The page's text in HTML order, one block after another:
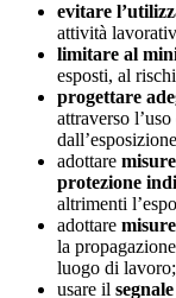
evitare
attività
limitare al
esposti, al
progettare
attraverso
adottare
protezione
altrimenti
adottare
la
luogo di lavoro;
usare il